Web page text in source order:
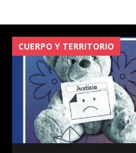
CUERPO Y TERRITORIO